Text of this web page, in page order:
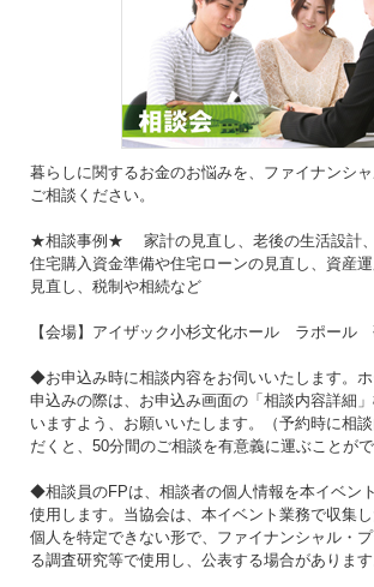
暮らしに関するお金のお悩みを、ファイナンシ
ご相談ください。
★相談事例★ 家計の見直し、老後の生活設計、
住宅購入資金準備や住宅ローンの見直し、資産
見直し、税制や相続など
【会場】アイザック小杉文化ホール ラポール
◆お申込み時に相談内容をお伺いいたします。
申込みの際は、お申込み画面の「相談内容詳細
いますよう、お願いいたします。（予約時に相
だくと、50分間のご相談を有意義に運ぶことがで
◆相談員のFPは、相談者の個人情報を本イベン
使用します。当協会は、本イベント業務で収集
個人を特定できない形で、ファイナンシャル・
る調査研究等で使用し、公表する場合があります